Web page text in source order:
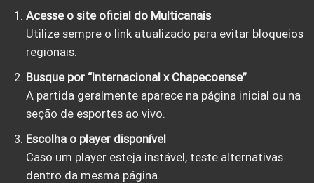
Acesse o site oficial do Multicanais
Utilize sempre o link atualizado para evitar bloqueios
regionais.
Busque por “Internacional x Chapecoense”
A partida geralmente aparece na página inicial ou na
seção de esportes ao vivo.
Escolha o player disponível
Caso um player esteja instável, teste alternativas
dentro da mesma página.